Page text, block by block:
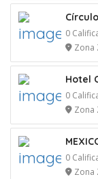
0
Zona
Hotel
0
Zona
0
Zona